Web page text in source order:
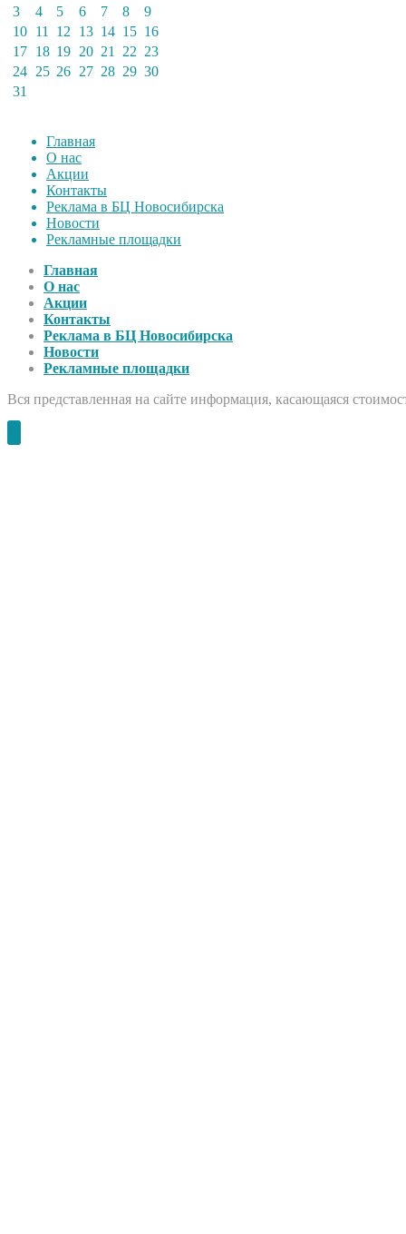
3
4 5 6 7 8
9
10 11 12 13 14 15 16
17 18 19 20 21 22 23
24 25 26 27 28 29 30
31
Главная
О нас
Акции
Контакты
Реклама в БЦ Новосибирска
Новости
Рекламные площадки
Главная
О нас
Акции
Контакты
Реклама в БЦ Новосибирска
Новости
Рекламные площадки
Вся представленная на сайте информация, касающаяся